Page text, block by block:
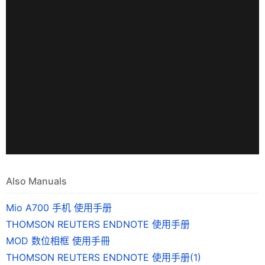
Also Manuals
Mio A700 手机 使用手册
THOMSON REUTERS ENDNOTE 使用手册
MOD 数位相框 使用手冊
THOMSON REUTERS ENDNOTE 使用手册(1)